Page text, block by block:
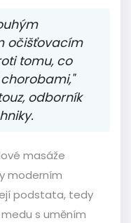
očišťovacím
tomu, co
odborník
masáže
moderním
podstata, tedy
s uměním